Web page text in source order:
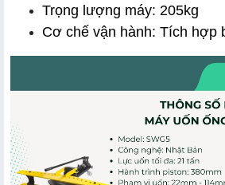
Trọng lượng máy: 205kg
Cơ chế vận hành: Tích hợp